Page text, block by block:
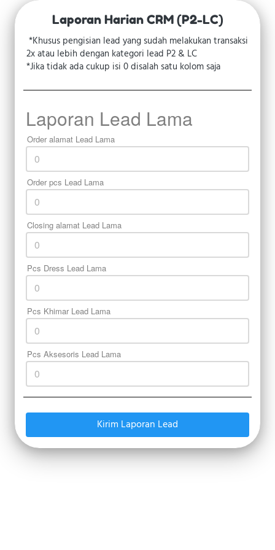
Laporan Harian CRM (P2-LC)
*Khusus pengisian lead yang sudah melakukan transaksi
2x atau lebih dengan kategori lead P2 & LC
*Jika tidak ada cukup isi 0 disalah satu kolom saja
Laporan Lead Lama
Order alamat Lead Lama
Order pcs Lead Lama
Closing alamat Lead Lama
Pcs Dress Lead Lama
Pcs Khimar Lead Lama
Pcs Aksesoris Lead Lama
`Kirim Laporan Lead